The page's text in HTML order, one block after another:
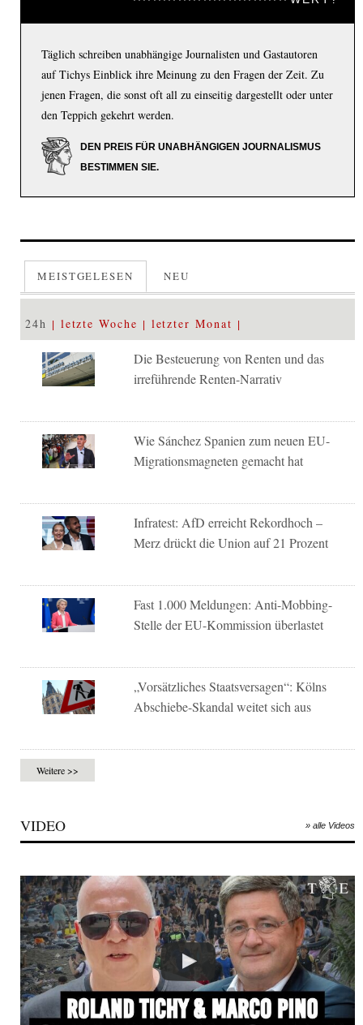
Täglich schreiben unabhängige Journalisten und Gastautoren
auf Tichys Einblick ihre Meinung zu den Fragen der Zeit. Zu
jenen Fragen, die sonst oft all zu einseitig dargestellt oder unter
den Teppich gekehrt werden.
DEN PREIS FÜR UNABHÄNGIGEN JOURNALISMUS
BESTIMMEN SIE.
MEISTGELESEN NEU
24h letzte Woche letzter Monat
Die Besteuerung von Renten und das
irreführende Renten-Narrativ
Wie Sánchez Spanien zum neuen EU-
Migrationsmagneten gemacht hat
Infratest: AfD erreicht Rekordhoch –
Merz drückt die Union auf 21 Prozent
Fast 1.000 Meldungen: Anti-Mobbing-
Stelle der EU-Kommission überlastet
„Vorsätzliches Staatsversagen“: Kölns
Abschiebe-Skandal weitet sich aus
Weitere >>
VIDEO » alle Videos